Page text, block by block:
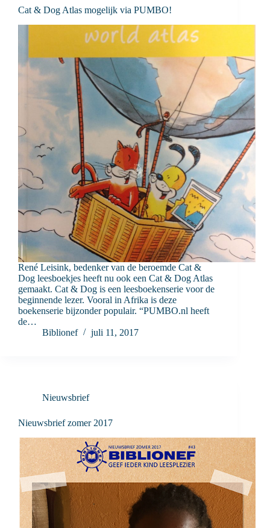
Cat & Dog Atlas mogelijk via PUMBO!
René Leisink, bedenker van de beroemde Cat &
Dog leesboekjes heeft nu ook een Cat & Dog Atlas
gemaakt. Cat & Dog is een leesboekenserie voor de
beginnende lezer. Vooral in Afrika is deze
boekenserie bijzonder populair. “PUMBO.nl heeft
de…
Biblionef
juli 11, 2017
Nieuwsbrief
Nieuwsbrief zomer 2017